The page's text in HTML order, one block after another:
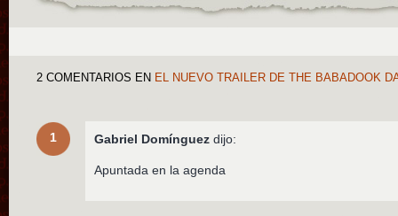
2 COMENTARIOS EN EL NUEVO TRAILER DE THE BABADOOK
1 Gabriel Domínguez dijo:
Apuntada en la agenda